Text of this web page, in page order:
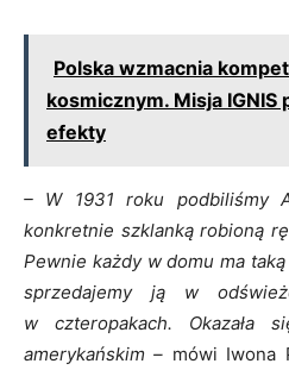
Polska wzmacnia
kosmicznym. Misja
efekty
– W 1931 roku podbiliśmy
konkretnie szklanką robioną
Pewnie każdy w domu ma
sprzedajemy ją w
w czteropakach. Okazała
amerykańskim – mówi Iwona